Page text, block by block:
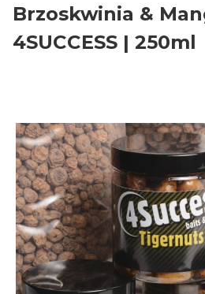
Brzoskwinia &
4SUCCESS | 250ml